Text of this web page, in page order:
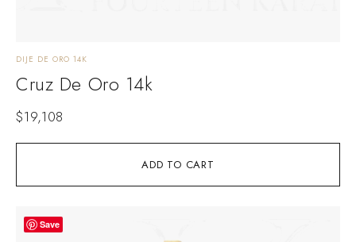
ADD TO CART
DIJE DE ORO 14K
Cruz De Oro 14k
$19,108
Save